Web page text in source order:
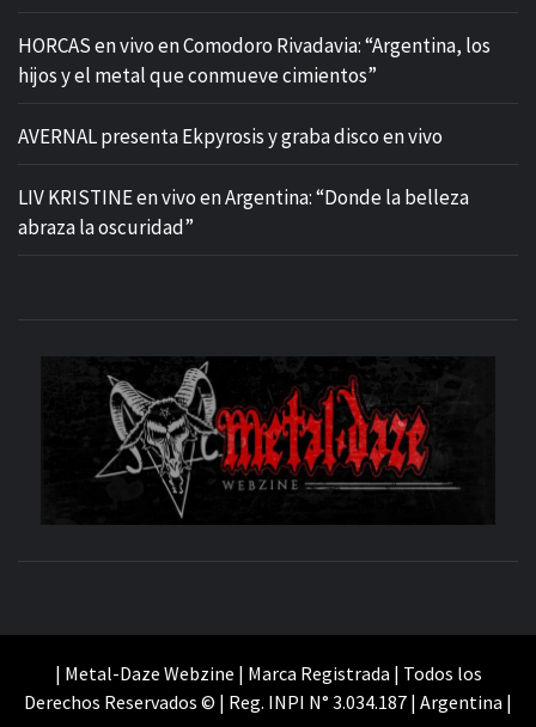
HORCAS en vivo en Comodoro Rivadavia: “Argentina, los
hijos y el metal que conmueve cimientos”
AVERNAL presenta Ekpyrosis y graba disco en vivo
LIV KRISTINE en vivo en Argentina: “Donde la belleza
abraza la oscuridad”
| Metal-Daze Webzine | Marca Registrada | Todos los
Derechos Reservados © | Reg. INPI N° 3.034.187 | Argentina |